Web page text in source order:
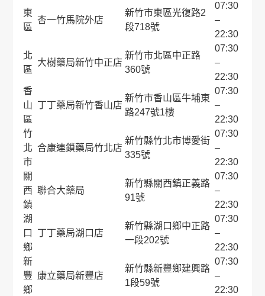
東
區
杏一竹馬院外店
新竹市東區光復路2
段718號
07:30
–
22:30
北
區
大樹藥局新竹中正店
新竹市北區中正路
360號
07:30
–
22:30
香
山
區
丁丁藥局新竹香山店
新竹市香山區牛埔東
路247號1樓
07:30
–
22:30
竹
北
市
合康連鎖藥局竹北店
新竹縣竹北市博愛街
335號
07:30
–
22:30
關
西
鎮
聯合大藥局
新竹縣關西鎮正義路
91號
07:30
–
22:30
湖
口
鄉
丁丁藥局湖口店
新竹縣湖口鄉中正路
一段202號
07:30
–
22:30
新
豐
鄉
康立藥局新豐店
新竹縣新豐鄉建興路
1段59號
07:30
–
22:30